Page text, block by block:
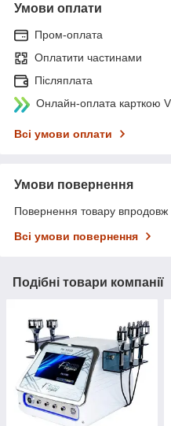
Умови оплати
Пром-оплата
Оплатити частинами
Післяплата
Онлайн-оплата карткою
Всі умови оплати
Умови повернення
Повернення товару впродовж
Всі умови повернення
Подібні товари компанії